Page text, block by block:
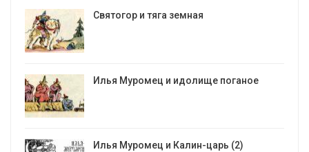
Святогор и тяга земная
Илья Муромец и идолище поганое
Илья Муромец и Калин-царь (2)